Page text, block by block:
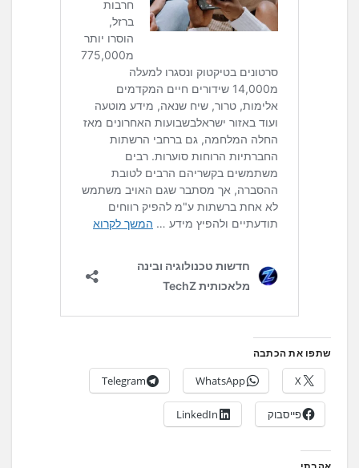
שתפו את הכתבה
X
WhatsApp
Telegram
פייסבוק LinkedIn